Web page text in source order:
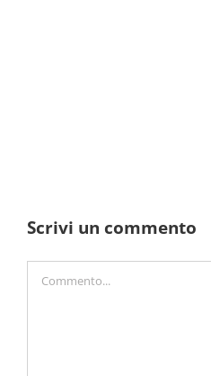
Scrivi un commento
Commento